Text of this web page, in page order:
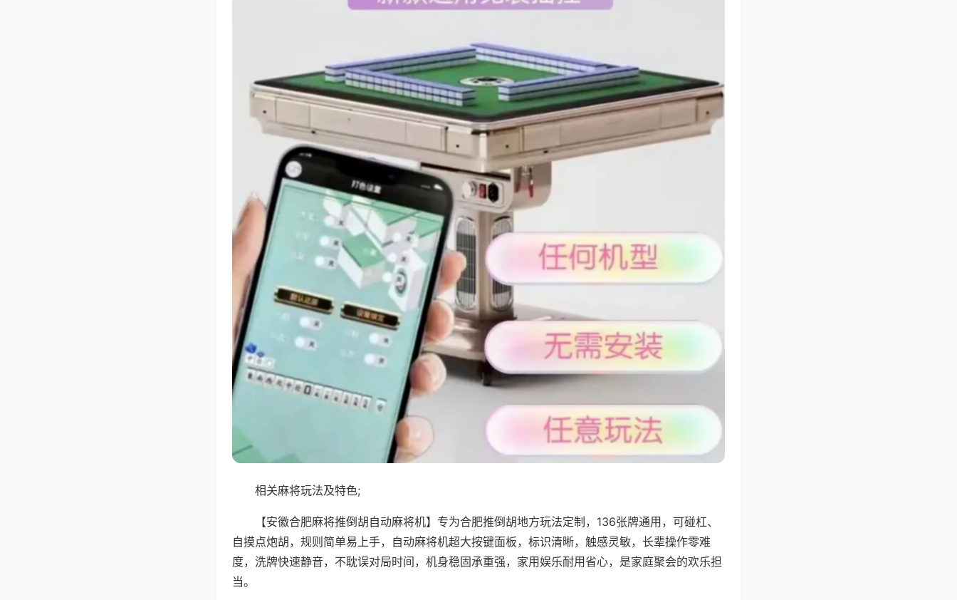
相关麻将玩法及特色;
【安徽合肥麻将推倒胡自动麻将机】专为合肥推倒胡地方玩法定制，136张牌通用，可碰杠、
自摸点炮胡，规则简单易上手，自动麻将机超大按键面板，标识清晰，触感灵敏，长辈操作零难
度，洗牌快速静音，不耽误对局时间，机身稳固承重强，家用娱乐耐用省心，是家庭聚会的欢乐担
当。